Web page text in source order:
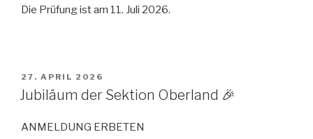
Die Prüfung ist am 11. Juli 2026.
VERÖFFENTLICHT
AM
27. APRIL 2026
Jubiläum der Sektion Oberland 🎉
ANMELDUNG ERBETEN